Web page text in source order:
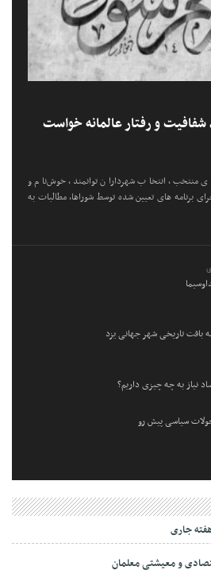
و رفتار عالمانه خواست
منتخب، انتخاب شهرداران توانمند، خوش‌نام و
برنامه های تعیین شده توسط شوراها، مطالبات به
بافت تاریخی شهر جهانی یزد
نیاز به چه چیزی داریم؟
سیاسی پیش‌ رو
جاری
و معیشتی معلمان